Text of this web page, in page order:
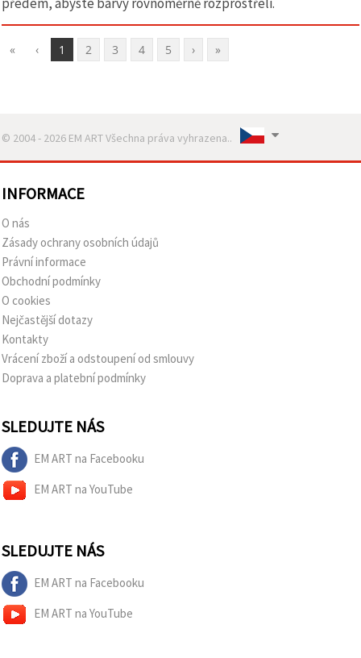
« ‹ 1 2 3 4 5 › »
© 2004 - 2026 EM ART Všechna práva vyhrazena..
INFORMACE
O nás
Zásady ochrany osobních údajů
Právní informace
Obchodní podmínky
O cookies
Nejčastější dotazy
Kontakty
Vrácení zboží a odstoupení od smlouvy
Doprava a platební podmínky
SLEDUJTE NÁS
EM ART na Facebooku
EM ART na YouTube
SLEDUJTE NÁS
EM ART na Facebooku
EM ART na YouTube